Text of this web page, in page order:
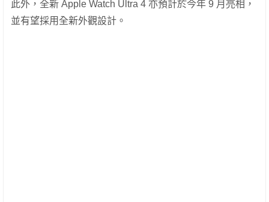
此外，全新 Apple Watch Ultra 4 亦預計於今年 9 月亮相，
並有望採用全新外觀設計。